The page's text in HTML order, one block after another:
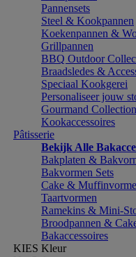
Pannensets
Steel & Kookpannen
Koekenpannen &
Grillpannen
BBQ Outdoor
Braadsledes &
Speciaal Kookgerei
Personaliseer jouw
Gourmand Collection
Kookaccessoires
Pâtisserie
Bekijk Alle
Bakplaten &
Bakvormen Sets
Cake &
Taartvormen
Ramekins & Mini-
Broodpannen &
Bakaccessoires
KIES Kleur